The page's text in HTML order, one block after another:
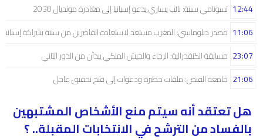
تسونامي سبتة: نائب يساري يدعو إسبانيا إلى مغادرة مونديال 2030 12:44
مصدر دبلوماسي: المغرب مستعد لاستعادة القاصرين من سبتة بشراكة إسبانية 11:06
مسابقة الكنفدرالية: الرجاء والجيش الملكي يبدآن من الدور الثاني 23:07
جامعة القنص: ملفات خطيرة ودعوات إلى فتح تحقيق عاجل 21:06
هل تعتقد أنه سيتم منع الأشخاص المشتبهين
بالفساد من الترشح في الانتخابات المقبلة.. ؟